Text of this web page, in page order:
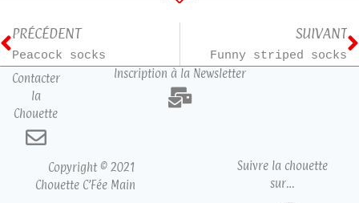
PRÉCÉDENT
Peacock socks
SUIVANT
Funny striped socks
Contacter
la
Chouette
Inscription à la Newsletter
Copyright © 2021
Chouette C’Fée Main
Suivre la chouette
sur…